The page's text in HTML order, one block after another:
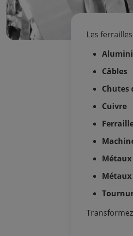
Les
Câbles
Chutes
Cuivre